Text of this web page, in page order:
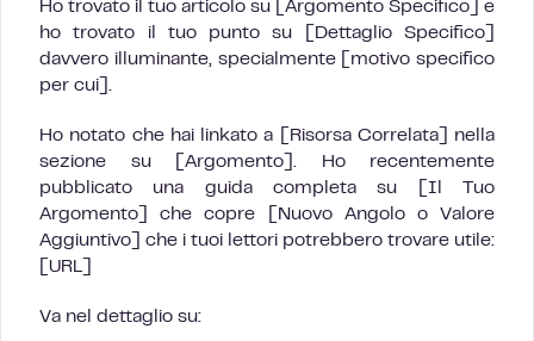
Ho trovato il tuo articolo su [Argomento Specifico] e
ho trovato il tuo punto su [Dettaglio Specifico]
davvero illuminante, specialmente [motivo specifico
per cui].
Ho notato che hai linkato a [Risorsa Correlata] nella
sezione su [Argomento]. Ho recentemente
pubblicato una guida completa su [Il Tuo
Argomento] che copre [Nuovo Angolo o Valore
Aggiuntivo] che i tuoi lettori potrebbero trovare utile:
[URL]
Va nel dettaglio su: